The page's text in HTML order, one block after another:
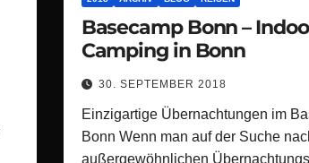
Basecamp Bonn –
Camping in Bonn
30. SEPTEMBER 2018
Einzigartige Übernachtungen im
Bonn Wenn man auf der Suche
außergewöhnlichen